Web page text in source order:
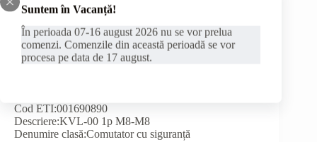
Suntem în Vacanță!
În perioada 07-16 august 2026 nu se vor prelua
comenzi. Comenzile din această perioadă se vor
procesa pe data de 17 august.
Separator MPR orizontal Eti 1P M8 Gr.00 cu
Cod ETI:001690890
Descriere:KVL-00 1p M8-M8
Denumire clasă:Comutator cu siguranță